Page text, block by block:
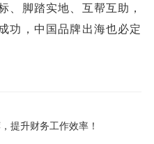
、脚踏实地、互帮互助，
功，中国品牌出海也必定
提升财务工作效率！